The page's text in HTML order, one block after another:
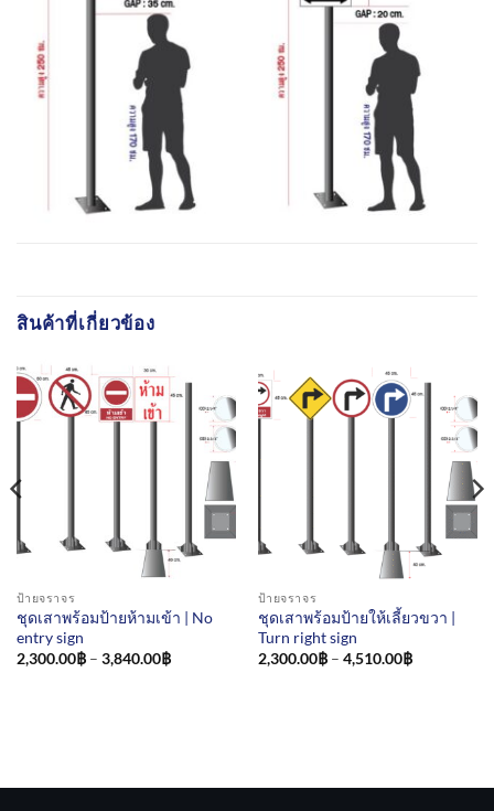
สินค้าที่เกี่ยวข้อง
ป้ายจราจร
ชุดเสาพร้อมป้ายห้ามเข้า | No
entry sign
2,300.00฿ – 3,840.00฿Price
ป้ายจราจร
ชุดเสาพร้อมป้ายให้เลี้ยวขวา |
Turn right sign
2,300.00฿ – 4,510.00฿Price